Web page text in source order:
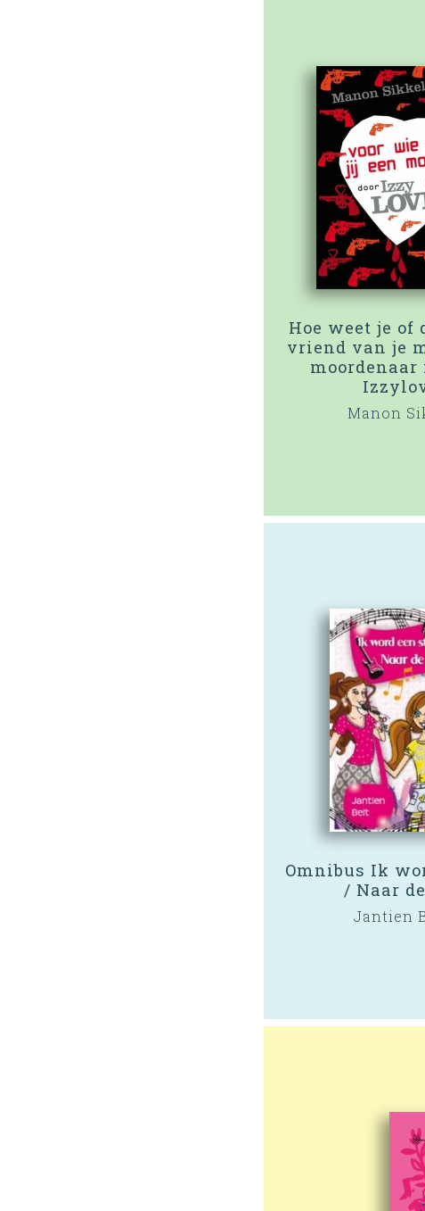
Hoe weet je of
vriend van je
moordenaar
Manon
Omnibus Ik
/ Naar
Jantien